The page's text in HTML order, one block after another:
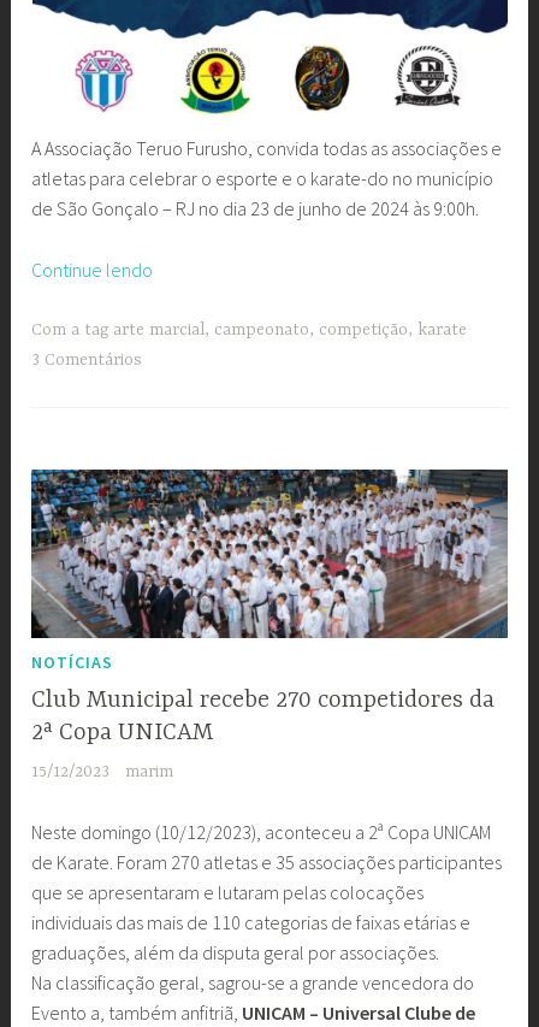
A Associação Teruo Furusho, convida todas as associações e
atletas para celebrar o esporte e o karate-do no município
de São Gonçalo – RJ no dia 23 de junho de 2024 às 9:00h.
Continue lendo
CT
Estadual
LGD
de
Karate”
Com a tag arte marcial, campeonato, competição, karate
3 Comentários
NOTÍCIAS
Club Municipal recebe 270 competidores da
2ª Copa UNICAM
15/12/2023 marim
Neste domingo (10/12/2023), aconteceu a 2ª Copa UNICAM
de Karate. Foram 270 atletas e 35 associações participantes
que se apresentaram e lutaram pelas colocações
individuais das mais de 110 categorias de faixas etárias e
graduações, além da disputa geral por associações.
Na classificação geral, sagrou-se a grande vencedora do
Evento a, também anfitriã, UNICAM – Universal Clube de